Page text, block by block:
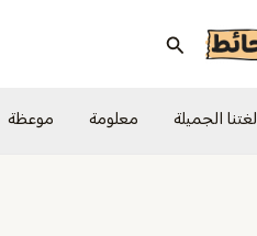
البحث
لغتنا الجميلة معلومة موعظة